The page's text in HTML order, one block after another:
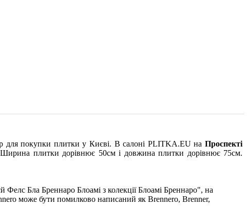
для покупки плитки у Києві. В салоні PLITKA.EU наПроспекті
плитки дорівнює 50см і довжина плитки дорівнює 75см.
Бла Бреннаро Блоамі з колекції Блоамі Бреннаро", на
може бути помилково написаний як Brennero, Brenner,